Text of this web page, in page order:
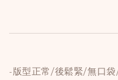
-版型正常/後鬆緊/無口